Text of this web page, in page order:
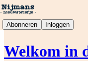
Abonneren Inloggen
Welkom in